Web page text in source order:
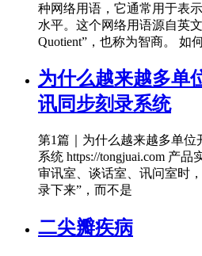
种网络用语，它通常用于表
水平。这个网络用语源自英
Quotient”，也称为智商。 如
为什么越来越多单
讯同步刻录系统
第1篇｜为什么越来越多单
系统 https://tongjuai.com 产
审讯室、谈话室、讯问室时
录下来”，而不是
二尖瓣疾病